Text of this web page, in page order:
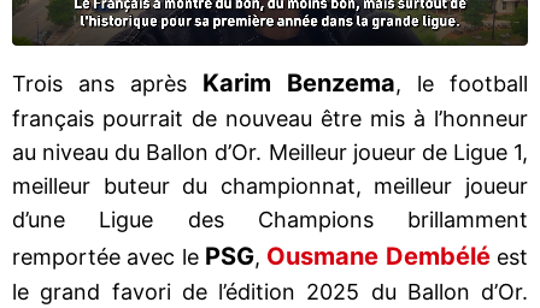
Trois ans après Karim Benzema, le football
français pourrait de nouveau être mis à l’honneur
au niveau du Ballon d’Or. Meilleur joueur de Ligue 1,
meilleur buteur du championnat, meilleur joueur
d’une Ligue des Champions brillamment
remportée avec le PSG, Ousmane Dembéléest
le grand favori de l’édition 2025 du Ballon d’Or.